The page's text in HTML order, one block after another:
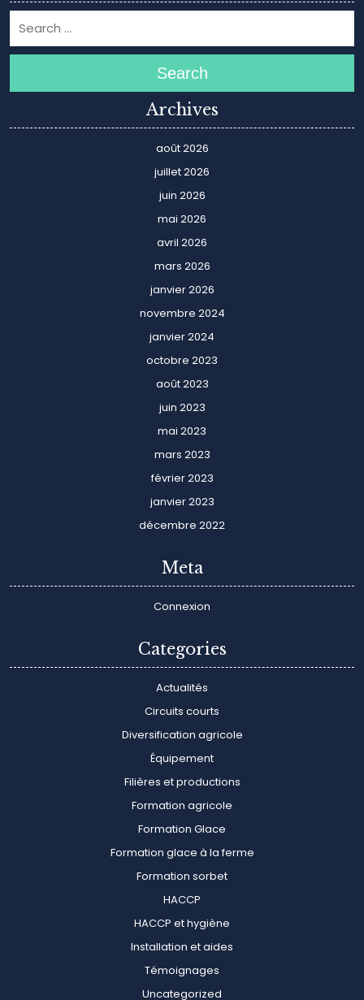
Search
Archives
août 2026
juillet 2026
juin 2026
mai 2026
avril 2026
mars 2026
janvier 2026
novembre 2024
janvier 2024
octobre 2023
août 2023
juin 2023
mai 2023
mars 2023
février 2023
janvier 2023
décembre 2022
Meta
Connexion
Categories
Actualités
Circuits courts
Diversification agricole
Équipement
Filières et productions
Formation agricole
Formation Glace
Formation glace à la ferme
Formation sorbet
HACCP
HACCP et hygiène
Installation et aides
Témoignages
Uncategorized